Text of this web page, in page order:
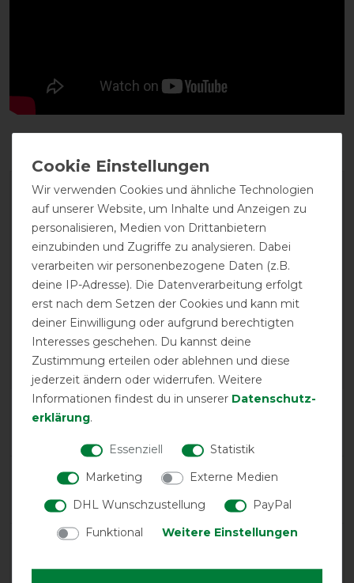
GOOD
Kentucky Dogwear
Hundedecke Dog coat
Green
Product Reviews
Product Rating
4/5
Wir verwenden Cookies und ähnliche Technologien
auf unserer Website, um Inhalte und Anzeigen zu
personalisieren, Medien von Drittanbietern
einzubinden und Zugriffe zu analysieren. Dabei
verarbeiten wir personenbezogene Daten (z.B.
deine IP-Adresse). Die Datenverarbeitung erfolgt
erst nach dem Setzen der Cookies und kann mit
deiner Einwilligung oder aufgrund berechtigten
Interesses geschehen. Du kannst deine
Zustimmung erteilen oder ablehnen und diese
jederzeit ändern oder widerrufen. Weitere
Informationen findest du in unserer Daten­schutz­
erklärung.
Essenziell
Statistik
Marketing
Externe Medien
DHL Wunschzustellung
PayPal
Funktional
Weitere Einstellungen